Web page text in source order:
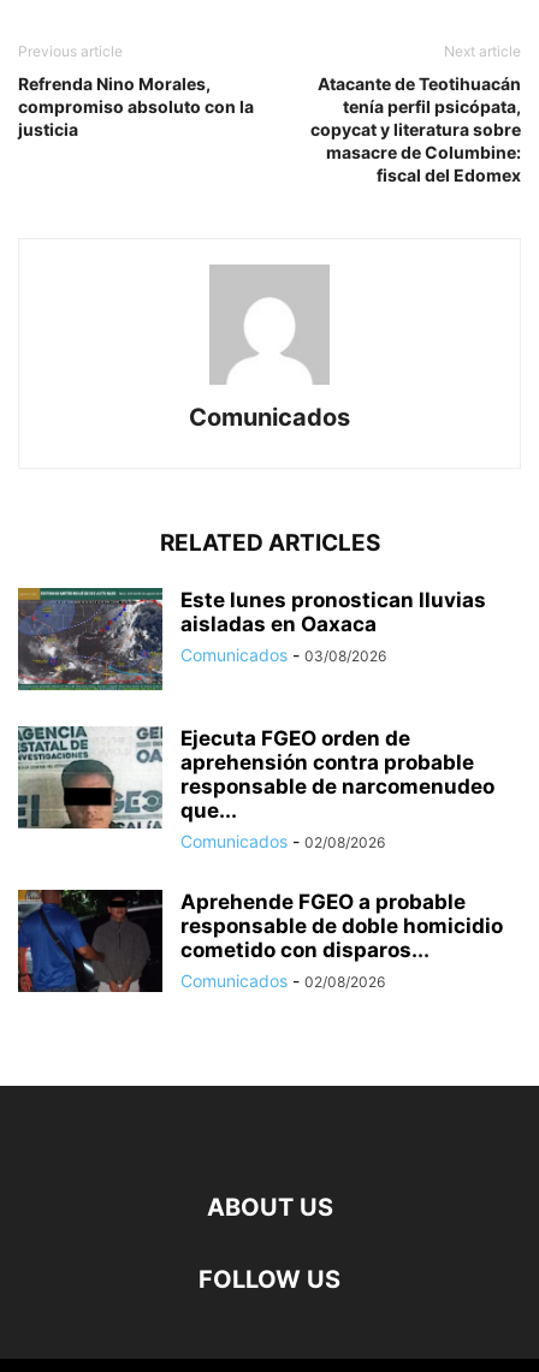
Previous article
Refrenda Nino Morales,
compromiso absoluto con la
justicia
Next article
Atacante de Teotihuacán
tenía perfil psicópata,
copycat y literatura sobre
masacre de Columbine:
fiscal del Edomex
Comunicados
RELATED ARTICLES
Este lunes pronostican lluvias
aisladas en Oaxaca
Comunicados - 03/08/2026
Ejecuta FGEO orden de
aprehensión contra probable
responsable de narcomenudeo
que...
Comunicados - 02/08/2026
Aprehende FGEO a probable
responsable de doble homicidio
cometido con disparos...
Comunicados - 02/08/2026
ABOUT US
FOLLOW US